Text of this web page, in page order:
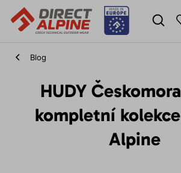
Blog
HUDY
kompletní
Alpine